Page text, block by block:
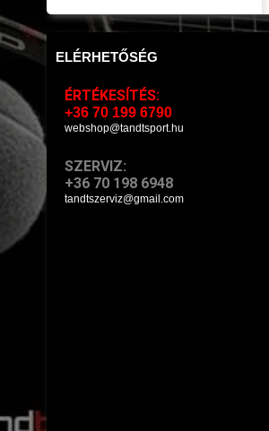
ELÉRHETŐSÉG
ÉRTÉKESÍTÉS:
+36 70 199 6790
webshop@tandtsport.hu
SZERVIZ:
+36 70 198 6948
tandtszerviz@gmail.com